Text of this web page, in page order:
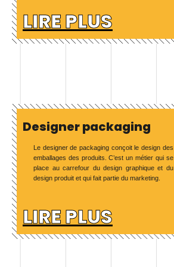
LIRE PLUS
Designer packaging
Le designer de packaging conçoit le design des
emballages des produits. C’est un métier qui se
place au carrefour du design graphique et du
design produit et qui fait partie du marketing.
LIRE PLUS